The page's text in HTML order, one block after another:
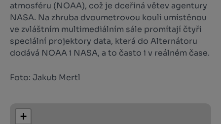
atmosféru (NOAA), což je dceřiná větev agentury
NASA. Na zhruba dvoumetrovou kouli umístěnou
ve zvláštním multimediálním sále promítají čtyři
speciální projektory data, která do Alternátoru
dodává NOAA i NASA, a to často i v reálném čase.
Foto: Jakub Mertl
+